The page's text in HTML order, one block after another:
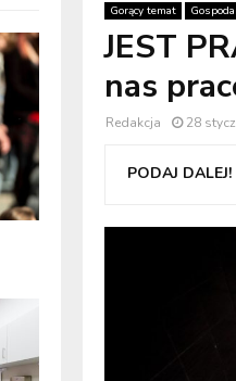
Gorący temat
JEST
nas
Redakcja 28
PODAJ DALEJ!